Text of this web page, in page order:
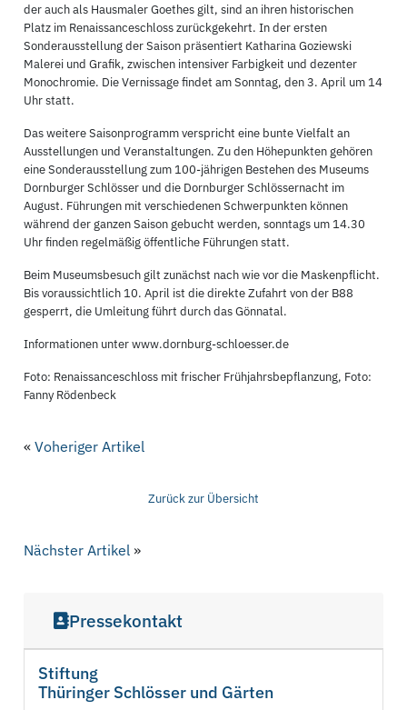
der auch als Hausmaler Goethes gilt, sind an ihren historischen
Platz im Renaissanceschloss zurückgekehrt. In der ersten
Sonderausstellung der Saison präsentiert Katharina Goziewski
Malerei und Grafik, zwischen intensiver Farbigkeit und dezenter
Monochromie. Die Vernissage findet am Sonntag, den 3. April um 14
Uhr statt.
Das weitere Saisonprogramm verspricht eine bunte Vielfalt an
Ausstellungen und Veranstaltungen. Zu den Höhepunkten gehören
eine Sonderausstellung zum 100-jährigen Bestehen des Museums
Dornburger Schlösser und die Dornburger Schlössernacht im
August. Führungen mit verschiedenen Schwerpunkten können
während der ganzen Saison gebucht werden, sonntags um 14.30
Uhr finden regelmäßig öffentliche Führungen statt.
Beim Museumsbesuch gilt zunächst nach wie vor die Maskenpflicht.
Bis voraussichtlich 10. April ist die direkte Zufahrt von der B88
gesperrt, die Umleitung führt durch das Gönnatal.
Informationen unter www.dornburg-schloesser.de
Foto: Renaissanceschloss mit frischer Frühjahrsbepflanzung, Foto:
Fanny Rödenbeck
«Voheriger Artikel
Zurück zur Übersicht
Nächster Artikel »
Pressekontakt
Stiftung
Thüringer Schlösser und Gärten